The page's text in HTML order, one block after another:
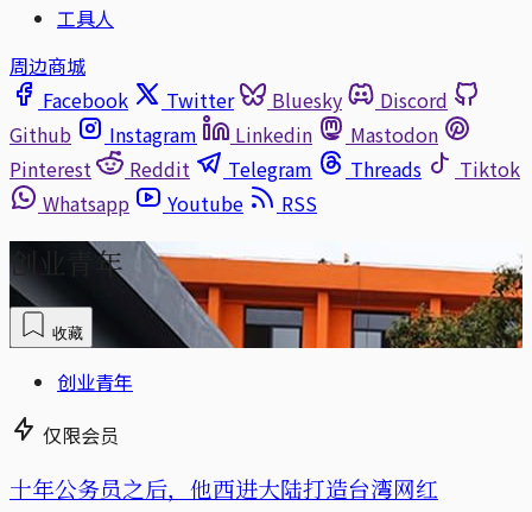
工具人
周边商城
Facebook
Twitter Bluesky
Discord
Github
Instagram Linkedin
Mastodon
Pinterest
Reddit Telegram Threads
Tiktok
Whatsapp
Youtube RSS
创业青年
收藏
创业青年
仅限会员
十年公务员之后，他西进大陆打造台湾网红